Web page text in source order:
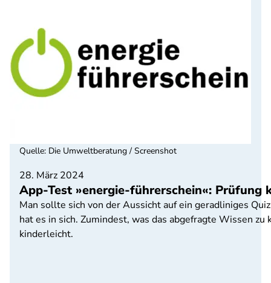
28. März 2024
App-Test »energie-führerschein«: Prüfung
Man sollte sich von der Aussicht auf ein geradliniges
hat es in sich. Zumindest, was das abgefragte Wissen
kinderleicht.
Quelle: Die Umweltberatung / Screenshot